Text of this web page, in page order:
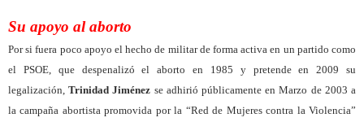
Su apoyo al aborto
Por si fuera poco apoyo el hecho de militar de forma activa en un partido como
el PSOE, que despenalizó el aborto en 1985 y pretende en 2009 su
legalización,Trinidad Jiménez se adhirió públicamente en Marzo de 2003 a
la campaña abortista promovida por la “Red de Mujeres contra la Violencia”